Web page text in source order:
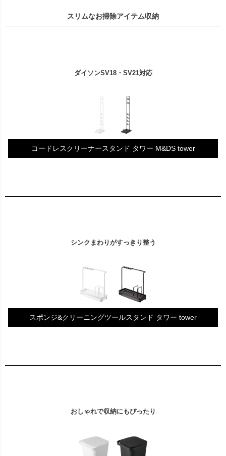
スリムなお掃除アイテム収納
ダイソンSV18・SV21対応
コードレスクリーナースタンド タワー M&DS tower
シンクまわりがすっきり整う
スポンジ&クリーニングツールスタンド タワー tower
おしゃれで収納にもぴったり